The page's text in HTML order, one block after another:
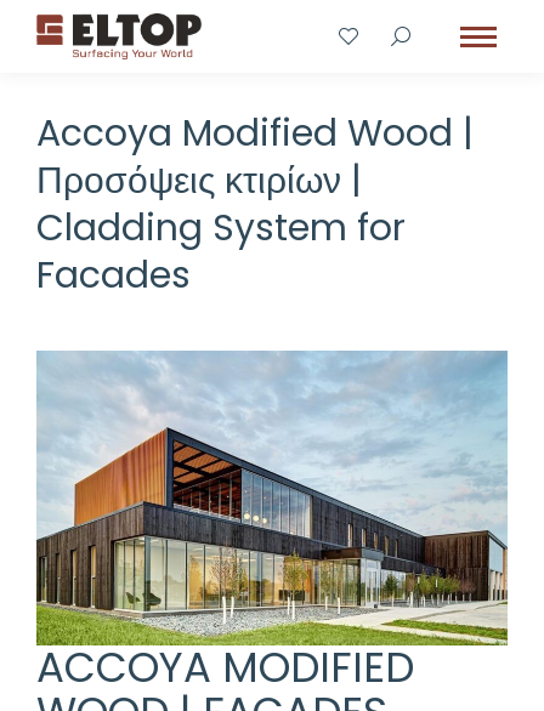
Accoya Modified Wood |
Προσόψεις κτιρίων |
Cladding System for
Facades
ACCOYA MODIFIED